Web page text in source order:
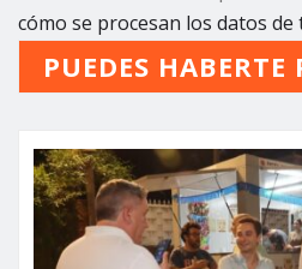
cómo se procesan los datos
PUEDES HABERTE